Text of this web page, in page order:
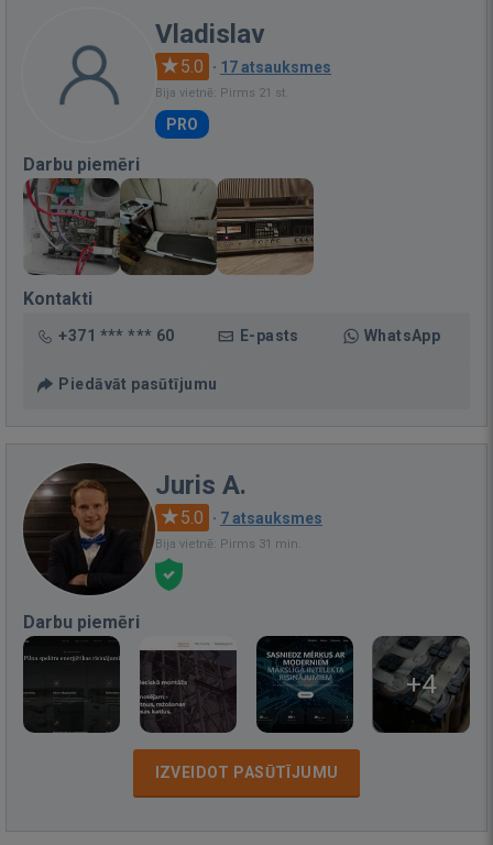
Vladislav
5.0 · 17 atsauksmes
Bija vietnē: Pirms 21 st.
PRO
Darbu piemēri
Kontakti
+371 *** *** 60 E-pasts WhatsApp
Piedāvāt pasūtījumu
Juris A.
5.0 · 7 atsauksmes
Bija vietnē: Pirms 31 min.
Darbu piemēri
+4
IZVEIDOT PASŪTĪJUMU